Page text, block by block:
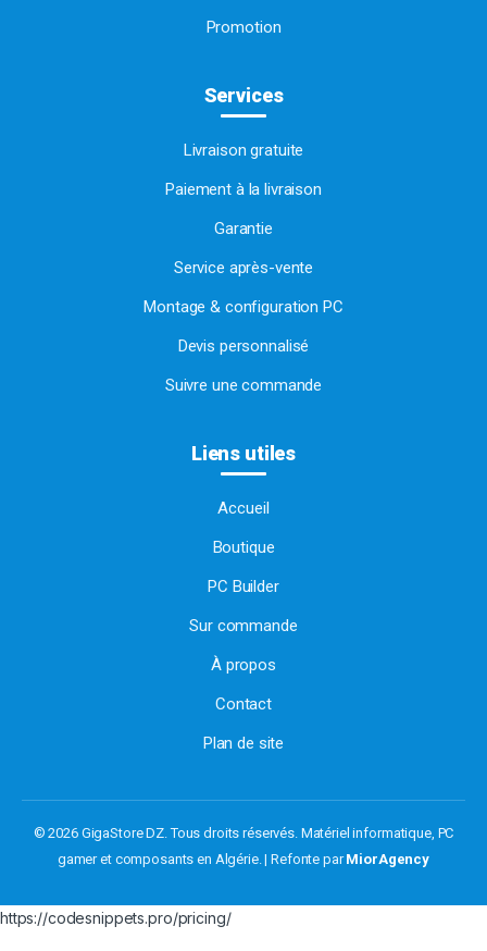
Promotion
Services
Livraison gratuite
Paiement à la livraison
Garantie
Service après-vente
Montage & configuration PC
Devis personnalisé
Suivre une commande
Liens utiles
Accueil
Boutique
PC Builder
Sur commande
À propos
Contact
Plan de site
© 2026 GigaStore DZ. Tous droits réservés. Matériel informatique, PC
gamer et composants en Algérie. | Refonte parMiorAgency
https://codesnippets.pro/pricing/